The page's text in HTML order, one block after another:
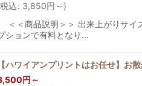
税込: 3,850円 ～ )
＜＜商品説明＞＞ 出来上がりサイ
ションで有料となり…
【ハワイアンプリントはお任せ】お
円 ～